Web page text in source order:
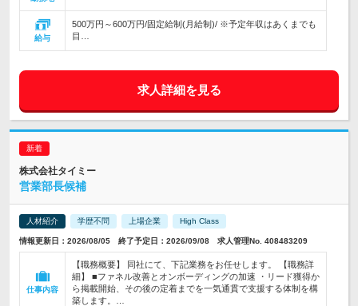
給与
500万円～600万円/固定給制(月給制)/ ※予定年収はあくまでも
目…
求人詳細を見る
株式会社タイミー
営業部長候補
人材紹介 学歴不問 上場企業 High Class
情報更新日：2026/08/05 終了予定日：2026/09/08 求人管理No. 408483209
仕事内容
【職務概要】 同社にて、下記業務をお任せします。 【職務詳
細】 ■ファネル改善とオンボーディングの加速 ・リード獲得か
ら掲載開始、その後の定着までを一気通貫で支援する体制を構
築します。…